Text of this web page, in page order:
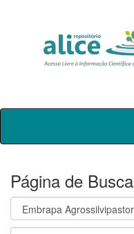
Skip
Página de Busca